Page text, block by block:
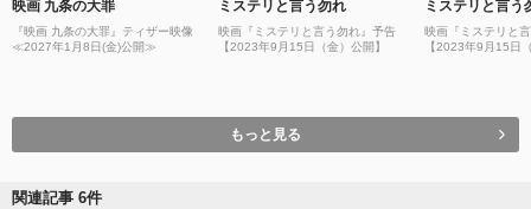
映画 九条の大罪
『映画 九条の大罪』ティザー映像
≪2027年1月8日(金)公開≫
ミステリと言う勿れ
映画『ミステリと言う勿れ』予告
【2023年9月15日（金）公開】
ミステリと言う
映画『ミステリと
【2023年9月15日
もっと見る
関連記事 6件